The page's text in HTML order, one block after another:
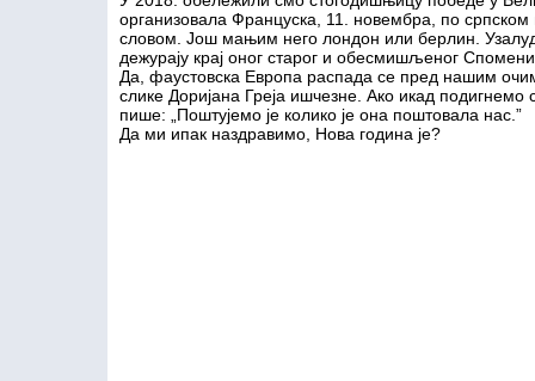
организовала Француска, 11. новембра, по
словом. Још мањим него лондон или берлин. Узалуд
дежурају крај оног старог и обесмишљеног
Да, фаустовска Европа распада се пред нашим
слике Доријана Греја ишчезне. Ако икад
пише: „Поштујемо је колико је она поштовала нас.”
Да ми ипак наздравимо, Нова година је?